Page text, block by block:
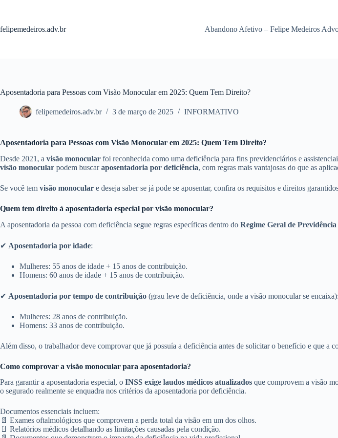
conteúdo
felipemedeiros.adv.br Abandono Afetivo – Felipe Medeiros
Aposentadoria para Pessoas com Visão Monocular em 2025: Quem Tem Direito?
felipemedeiros.adv.br 3 de março de 2025 INFORMATIVO
Aposentadoria para Pessoas com Visão Monocular em 2025: Quem Tem Direito?
Desde 2021, a visão monocular foi reconhecida como uma deficiência para fins previdenciários e
visão monocular podem buscaraposentadoria por deficiência, com regras mais vantajosas do que as
Se você tem visão monocular e deseja saber se já pode se aposentar, confira os requisitos e direitos
Quem tem direito à aposentadoria especial por visão monocular?
A aposentadoria da pessoa com deficiência segue regras específicas dentro do Regime Geral de
✔ Aposentadoria por idade:
Mulheres: 55 anos de idade + 15 anos de contribuição.
Homens: 60 anos de idade + 15 anos de contribuição.
✔ Aposentadoria por tempo de contribuição (grau leve de deficiência, onde a visão monocular se encaixa):
Mulheres: 28 anos de contribuição.
Homens: 33 anos de contribuição.
Além disso, o trabalhador deve comprovar que já possuía a deficiência antes de solicitar o benefício e que a
Como comprovar a visão monocular para aposentadoria?
Para garantir a aposentadoria especial, o INSS exige laudos médicos atualizados que comprovem a visão
o segurado realmente se enquadra nos critérios da aposentadoria por deficiência.
Documentos essenciais incluem:
📄 Exames oftalmológicos que comprovem a perda total da visão em um dos olhos.
📄 Relatórios médicos detalhando as limitações causadas pela condição.